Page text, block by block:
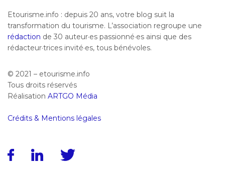
Etourisme.info : depuis 20 ans, votre blog suit la
transformation du tourisme. L’association regroupe une
rédaction de 30 auteur·es passionné·es ainsi que des
rédacteur·trices invité·es, tous bénévoles.
© 2021 – etourisme.info
Tous droits réservés
Réalisation ARTGO Média
Crédits & Mentions légales